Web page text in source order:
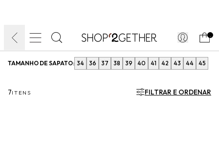
TAMANHO DE SAPATO: 34 36 37 38 39 40 41 42 43 44 45
7ITENS FILTRAR E ORDENAR